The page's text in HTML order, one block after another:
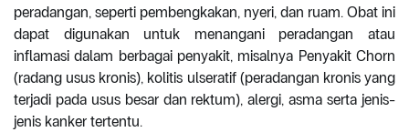
peradangan, seperti pembengkakan, nyeri, dan ruam. Obat ini
dapat digunakan untuk menangani peradangan atau
inflamasi dalam berbagai penyakit, misalnya Penyakit Chorn
(radang usus kronis), kolitis ulseratif (peradangan kronis yang
terjadi pada usus besar dan rektum), alergi, asma serta jenis-
jenis kanker tertentu.